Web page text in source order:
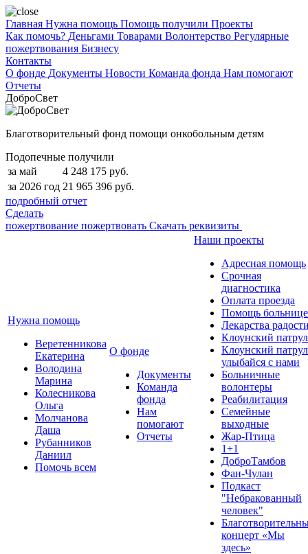
Главная Нужна помощь Помощь получили Проекты
Как помочь? Деньгами Товарами Волонтерство Регулярные
пожертвования Бизнесу
Контакты
О фонде Документы Новости Команда фонда Нам помогают
Отчеты
ДоброСвет
Благотворительный фонд помощи онкобольным детям
Подопечные получили
за май
4 248 175 руб.
за 2026 год 21 965 396 руб.
подробный отчет
Сделать
пожертвование пожертвовать Скачать реквизиты
Нужна помощь
Веретенникова
Екатерина
Володина
Марина
Колесникова
Ольга
Молчанова
Даша
Рубанников
Даниил
Помочь всем
О фонде
Документы
Команда
фонда
Нам
помогают
Отчеты
Наши проекты
Адресная помощь
Срочная
диагностика
Оплата проезда
Помощь больнице
Лекарства
Клоунский
Клоунский
улыбайся с нами
Больничные
волонтеры
Реабилитация
Семейные
выходные
Жар-Птица
1+1
ДоброТамбов
Фан-Чулан
Подкаст
"Небракованный
человек"
концерт «Мы
здесь»